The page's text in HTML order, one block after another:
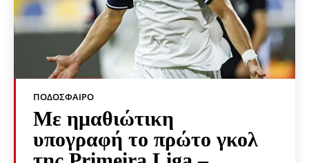
ΠΟΔΌΣΦΑΙΡΟ
Με ημαθιώτικη
υπογραφή το πρώτο γκολ